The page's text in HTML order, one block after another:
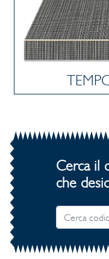
Cerca il
che